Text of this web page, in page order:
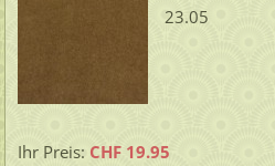
23.05
Ihr Preis: CHF 19.95